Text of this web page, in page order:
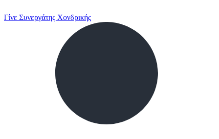
Γίνε Συνεργάτης Χονδρικής